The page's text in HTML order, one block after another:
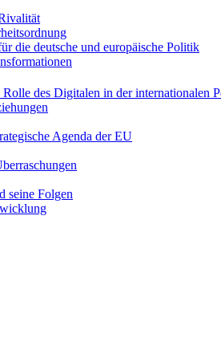
die deutsche und europäische Politik
des Digitalen in der internationalen
Agenda der EU
seine Folgen